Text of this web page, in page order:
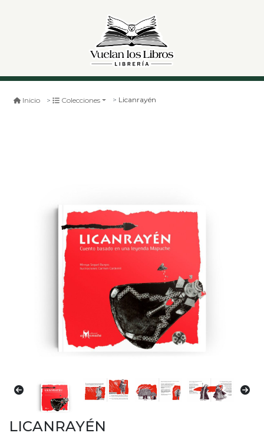
Inicio Colecciones Licanrayén
LICANRAYÉN